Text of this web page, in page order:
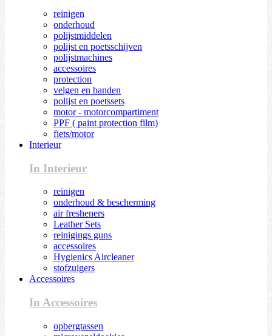
reinigen
onderhoud
polijstmiddelen
polijst en poetsschijven
polijstmachines
accessoires
protection
velgen en banden
polijst en poetssets
motor - motorcompartiment
PPF ( paint protection film)
fiets/motor
Interieur
In Interieur
reinigen
onderhoud & bescherming
air fresheners
Leather Sets
reinigings guns
accessoires
Hygienics Aircleaner
stofzuigers
Accessoires
In Accessoires
opbergtassen